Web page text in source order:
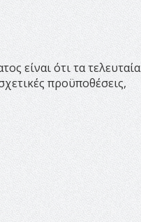
είναι ότι τα τελευταία
προϋποθέσεις,